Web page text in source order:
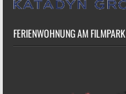
FERIENWOHNUNG AM FILMPARK